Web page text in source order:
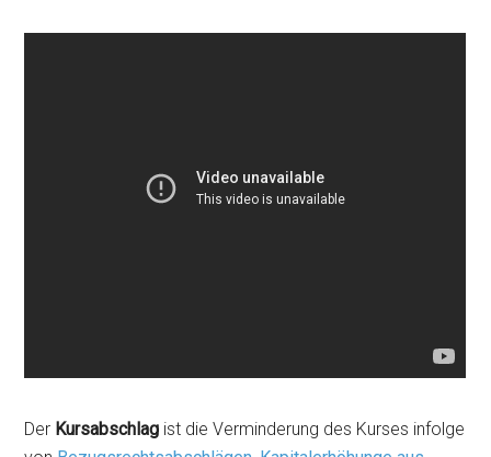
Der Kursabschlag ist die Verminderung des Kurses infolge